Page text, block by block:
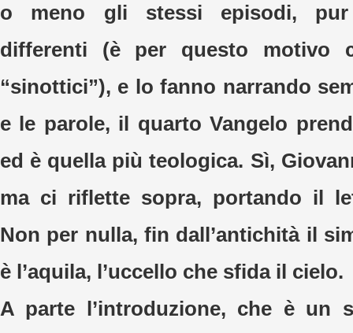
o meno gli stessi episodi, pur
differenti (è per questo motivo
“sinottici”), e lo fanno narrando
e le parole, il quarto Vangelo
ed è quella più teologica. Sì,
ma ci riflette sopra, portando il
Non per nulla, fin dall’antichità il
è l’aquila, l’uccello che sfida il cielo.
A parte l’introduzione, che è un